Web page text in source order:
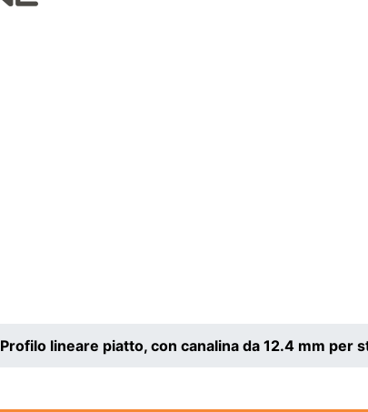
Profilo lineare piatto, con canalina da 12.4 mm per